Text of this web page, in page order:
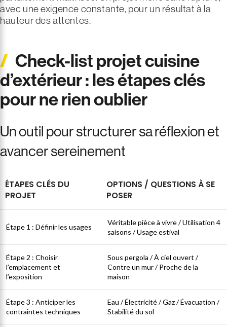
avec une exigence constante, pour un résultat à la
hauteur des attentes.
Check-list projet cuisine
d’extérieur : les étapes clés
pour ne rien oublier
Un outil pour structurer sa réflexion et
avancer sereinement
ÉTAPES CLÉS DU
PROJET
OPTIONS / QUESTIONS À SE
POSER
Étape 1 : Définir les usages
Véritable pièce à vivre / Utilisation 4
saisons / Usage estival
Étape 2 : Choisir
l’emplacement et
l’exposition
Sous pergola / À ciel ouvert /
Contre un mur / Proche de la
maison
Étape 3 : Anticiper les
contraintes techniques
Eau / Électricité / Gaz / Évacuation /
Stabilité du sol